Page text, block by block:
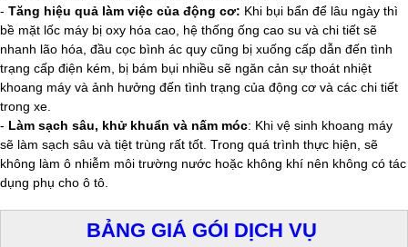
- Tăng hiệu quả làm việc của động cơ: Khi bụi bẩn để lâu ngày thì
bề mặt lốc máy bị oxy hóa cao, hệ thống ống cao su và chi tiết sẽ
nhanh lão hóa, đầu cọc bình ác quy cũng bị xuống cấp dẫn đến tình
trạng cấp điện kém, bị bám bụi nhiều sẽ ngăn cản sự thoát nhiệt
khoang máy và ảnh hưởng đến tình trạng của động cơ và các chi tiết
trong xe.
- Làm sạch sâu, khử khuẩn và nấm móc: Khi vệ sinh khoang máy
sẽ làm sạch sâu và tiệt trùng rất tốt. Trong quá trình thực hiện, sẽ
không làm ô nhiễm môi trường nước hoặc không khí nên không có tác
dụng phụ cho ô tô.
BẢNG GIÁ GÓI DỊCH VỤ